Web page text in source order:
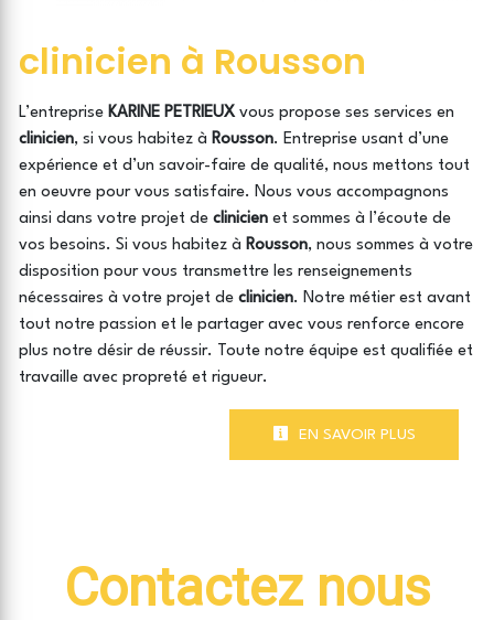
clinicien à Rousson
L’entreprise KARINE PETRIEUXvous propose ses services en
clinicien, si vous habitez à Rousson. Entreprise usant d’une
expérience et d’un savoir-faire de qualité, nous mettons tout
en oeuvre pour vous satisfaire. Nous vous accompagnons
ainsi dans votre projet de clinicien et sommes à l’écoute de
vos besoins. Si vous habitez à Rousson, nous sommes à votre
disposition pour vous transmettre les renseignements
nécessaires à votre projet de clinicien. Notre métier est avant
tout notre passion et le partager avec vous renforce encore
plus notre désir de réussir. Toute notre équipe est qualifiée et
travaille avec propreté et rigueur.
EN SAVOIR PLUS
Contactez nous